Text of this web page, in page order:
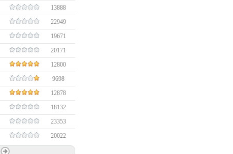
13888
22949
19671
20171
12800
9698
12878
18132
23353
20022